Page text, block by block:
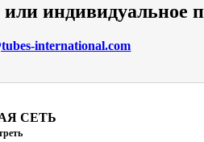
индивидуальное
international.com
СЕТЬ